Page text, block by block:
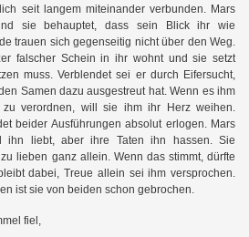
seit langem miteinander verbunden. Mars
sie behauptet, dass sein Blick ihr wie
trauen sich gegenseitig nicht über den Weg.
falscher Schein in ihr wohnt und sie setzt
muss. Verblendet sei er durch Eifersucht,
Samen dazu ausgestreut hat. Wenn es ihm
verordnen, will sie ihm ihr Herz weihen.
beider Ausführungen absolut erlogen. Mars
ihn liebt, aber ihre Taten ihn hassen. Sie
lieben ganz allein. Wenn das stimmt, dürfte
dabei, Treue allein sei ihm versprochen.
ist sie von beiden schon gebrochen.
fiel,